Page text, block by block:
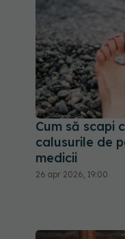
Cum să scapi
calusurile de
medicii
26 apr 2026, 19:00